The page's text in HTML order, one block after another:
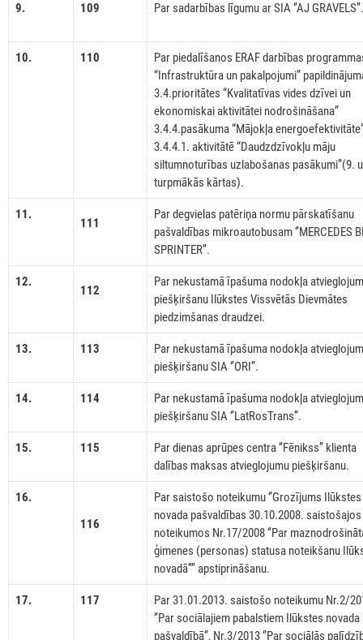
9. 109 Par sadarbības līgumu ar SIA ‘’AJ GRAVELS’’.
10. 110
Par piedalīšanos ERAF darbības
“Infrastruktūra un pakalpojumi”
3.4.prioritātes “Kvalitatīvas vides dzīvei un
ekonomiskai aktivitātei nodrošināšana”
3.4.4.pasākuma “Mājokļa
3.4.4.1. aktivitātē “Daudzdzīvokļu māju
siltumnoturības uzlabošanas pasākumi”(9.
turpmākās kārtas).
11.
111
Par degvielas patēriņa normu pārskatīšanu
pašvaldības mikroautobusam ‘’MERCEDES
SPRINTER’’.
12.
112
Par nekustamā īpašuma nodokļa
piešķiršanu Ilūkstes Vissvētās Dievmātes
piedzimšanas draudzei.
13. 113
Par nekustamā īpašuma nodokļa
piešķiršanu SIA ‘’ORI’’.
14. 114
Par nekustamā īpašuma nodokļa
piešķiršanu SIA ‘’LatRosTrans’’.
15. 115
Par dienas aprūpes centra ‘’Fēnikss’’ klienta
dalības maksas atvieglojumu piešķiršanu.
16.
116
Par saistošo noteikumu ‘’Grozījums Ilūkstes
novada pašvaldības 30.10.2008. saistošajos
noteikumos Nr.17/2008 ‘’Par
ģimenes (personas) statusa noteikšanu
novadā’’’’ apstiprināšanu.
17. 117
Par 31.01.2013. saistošo noteikumu Nr.2/
‘’Par sociālajiem pabalstiem Ilūkstes novada
pašvaldībā’’, Nr.3/2013 ‘’Par sociālās